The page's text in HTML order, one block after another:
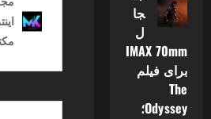
جا
ل
IMAX 70mm
برای فیلم
The
Odyssey؛